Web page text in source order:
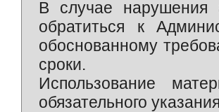
В случае нарушения
обратиться к
обоснованному
сроки.
Использование
обязательного